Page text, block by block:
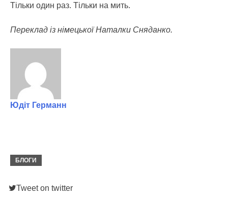
Тільки один раз. Тільки на мить.
Переклад із німецької Наталки Сняданко.
Юдіт Германн
БЛОГИ
Tweet on twitter